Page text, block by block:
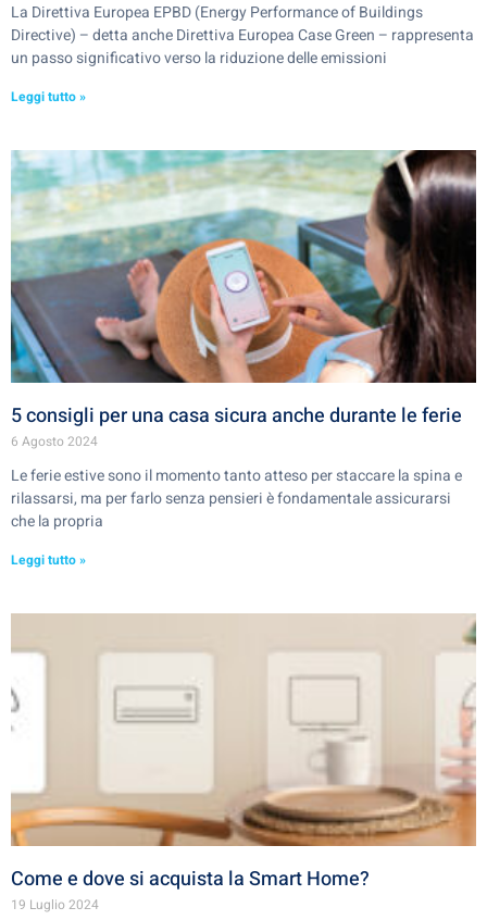
La Direttiva Europea EPBD (Energy Performance of Buildings
Directive) – detta anche Direttiva Europea Case Green – rappresenta
un passo significativo verso la riduzione delle emissioni
Leggi tutto »
5 consigli per una casa sicura anche durante le ferie
6 Agosto 2024
Le ferie estive sono il momento tanto atteso per staccare la spina e
rilassarsi, ma per farlo senza pensieri è fondamentale assicurarsi
che la propria
Leggi tutto »
Come e dove si acquista la Smart Home?
19 Luglio 2024